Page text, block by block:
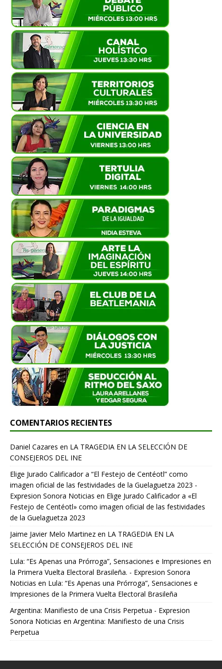
COMENTARIOS RECIENTES
Daniel Cazares en LA TRAGEDIA EN LA SELECCIÓN DE
CONSEJEROS DEL INE
Elige Jurado Calificador a “El Festejo de Centéotl” como
imagen oficial de las festividades de la Guelaguetza 2023 -
Expresion Sonora Noticias en Elige Jurado Calificador a «El
Festejo de Centéotl» como imagen oficial de las festividades
de la Guelaguetza 2023
Jaime Javier Melo Martinez en LA TRAGEDIA EN LA
SELECCIÓN DE CONSEJEROS DEL INE
Lula: “Es Apenas una Prórroga”, Sensaciones e Impresiones en
la Primera Vuelta Electoral Brasileña. - Expresion Sonora
Noticias en Lula: “Es Apenas una Prórroga”, Sensaciones e
Impresiones de la Primera Vuelta Electoral Brasileña
Argentina: Manifiesto de una Crisis Perpetua - Expresion
Sonora Noticias en Argentina: Manifiesto de una Crisis
Perpetua